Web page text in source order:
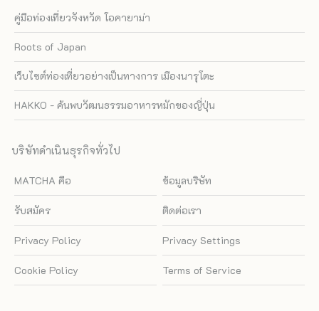
คู่มือท่องเที่ยวจังหวัด โอคายาม่า
Roots of Japan
เว็บไซต์ท่องเที่ยวอย่างเป็นทางการ เมืองนารุโตะ
HAKKO - ค้นพบวัฒนธรรมอาหารหมักของญี่ปุ่น
บริษัทดำเนินธุรกิจทั่วไป
MATCHA คือ ข้อมูลบริษัท
รับสมัคร ติดต่อเรา
Privacy Policy Privacy Settings
Cookie Policy Terms of Service